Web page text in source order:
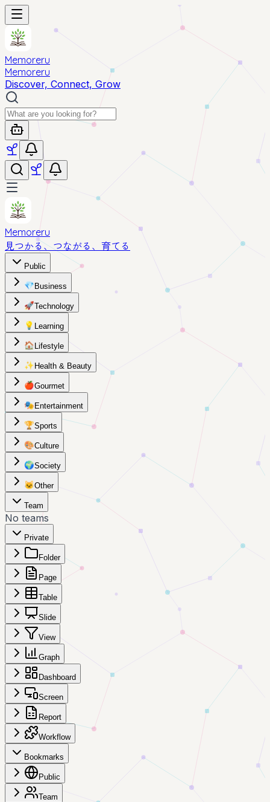
Memoreru
Memoreru
Discover, Connect, Grow
Memoreru
見つかる、つながる、育てる
Public
💎 Business
🚀Technology
💡 Learning
🏠 Lifestyle
✨ Health & Beauty
🍎Gourmet
🎭 Entertainment
🏆Sports
🎨Culture
🌍Society
🐱Other
Team
No teams
Private
Folder
Page
Table
Slide
View
Graph
Dashboard
Screen
Report
Workflow
Bookmarks
Public
Team